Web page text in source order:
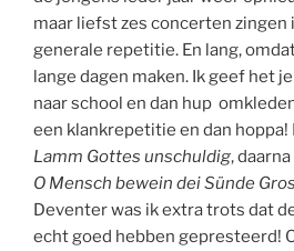
maar liefst zes concerten zingen
generale repetitie. En lang,
lange dagen maken. Ik geef het
naar school en dan hup
een klankrepetitie en dan hoppa!
Lamm Gottes unschuldig,
O Mensch bewein dei Sünde
Deventer was ik extra trots dat
echt goed hebben gepresteerd!